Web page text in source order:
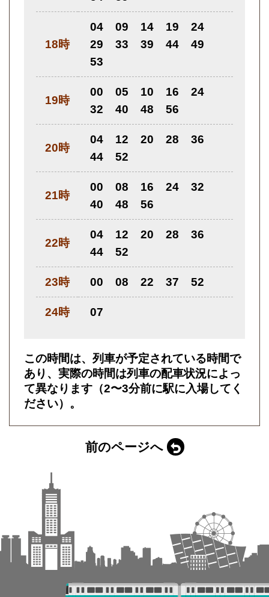
18時
04 09 14 19
24
29
33 39 44
49
53
19時
00 05 10 16
24
32
40 48 56
20時
04 12 20 28
36
44
52
21時
00 08 16 24
32
40
48 56
22時
04 12 20 28
36
44
52
23時 00 08 22 37 52
24時 07
この時間は、列車が予定されている時間で
あり、実際の時間は列車の配車状況によっ
て異なります（2〜3分前に駅に入場してく
ださい）。
前のページへ